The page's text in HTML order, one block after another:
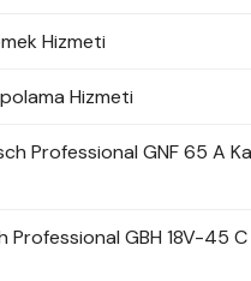
Hizmeti
Hizmeti
Professional GNF 65 A
Professional GBH 18V-45